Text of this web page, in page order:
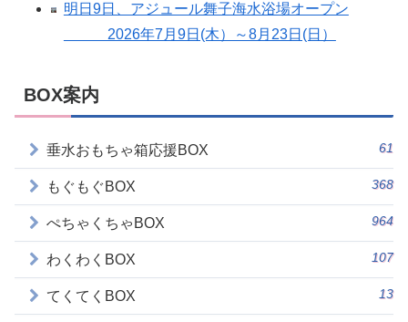
明日9日、アジュール舞子海水浴場オープン
2026年7月9日(木）～8月23日(日）
BOX案内
垂水おもちゃ箱応援BOX 61
もぐもぐBOX 368
ぺちゃくちゃBOX 964
わくわくBOX 107
てくてくBOX 13